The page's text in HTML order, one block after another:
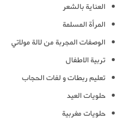
العناية بالشعر
المرأة المسلمة
الوصفات المجربة من لالة مولاتي
تربية الاطفال
تعليم ربطات و لفات الحجاب
حلويات العيد
حلويات مغربية